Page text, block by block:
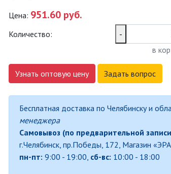
Цена: 951.60 руб.
Количество: -
в
Узнать оптовую цену Задать вопрос
Бесплатная доставка по Челябинску и
менеджера
Самовывоз (по предварительной
г.Челябинск, пр.Победы, 172, Магазин
пн-пт: 9:00 - 19:00, сб-вс: 10:00 - 18:00